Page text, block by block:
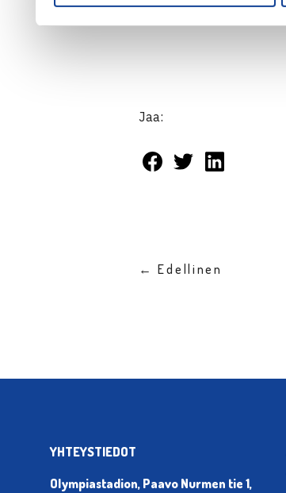
Jaa:
← Edellinen
YHTEYSTIEDOT
Olympiastadion, Paavo Nurmen tie 1,